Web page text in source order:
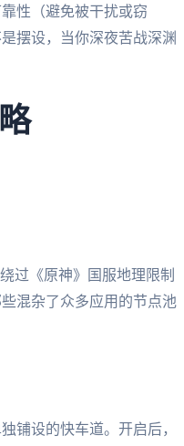
性（避免被干扰或窃
摆设，当你深夜苦战深渊
过《原神》国服地理限制
混杂了众多应用的节点池
铺设的快车道。开启后，